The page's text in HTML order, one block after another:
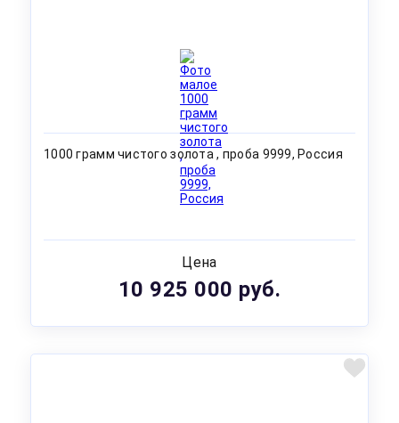
1000 грамм чистого золота , проба 9999, Россия
Цена
10 925 000 руб.